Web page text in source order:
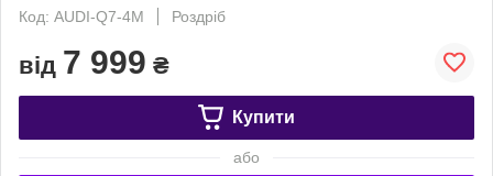
Код: AUDI-Q7-4M
Роздріб
від 7 999 ₴
Купити
або